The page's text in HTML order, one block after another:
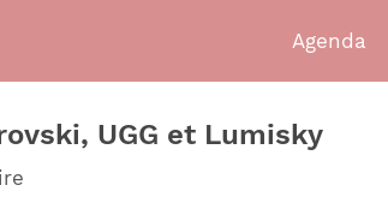
Agenda
UGG et Lumisky